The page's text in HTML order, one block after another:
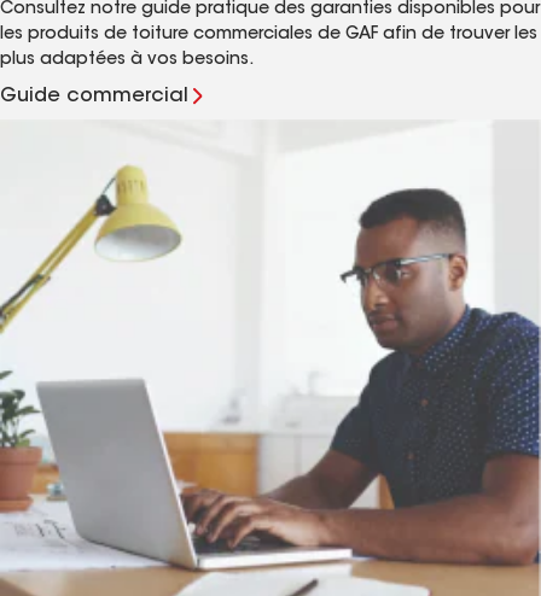
Consultez notre guide pratique des garanties disponibles pour
les produits de toiture commerciales de GAF afin de trouver les
plus adaptées à vos besoins.
Guide commercial